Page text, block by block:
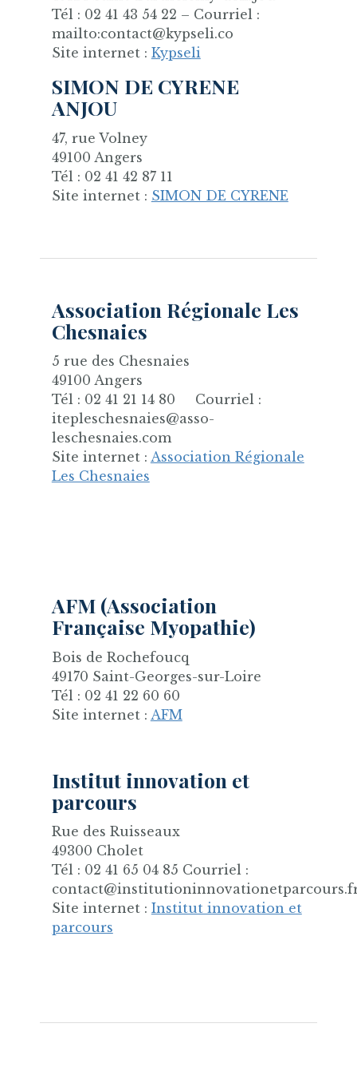
Tél : 02 41 43 54 22 – Courriel :
mailto:contact@kypseli.co
Site internet : Kypseli
SIMON DE CYRENE
ANJOU
47, rue Volney
49100 Angers
Tél : 02 41 42 87 11
Site internet : SIMON DE CYRENE
Association Régionale Les
Chesnaies
5 rue des Chesnaies
49100 Angers
Tél : 02 41 21 14 80 Courriel :
itepleschesnaies@asso-
leschesnaies.com
Site internet : Association Régionale
Les Chesnaies
AFM (Association
Française Myopathie)
Bois de Rochefoucq
49170 Saint-Georges-sur-Loire
Tél : 02 41 22 60 60
Site internet : AFM
Institut innovation et
parcours
Rue des Ruisseaux
49300 Cholet
Tél : 02 41 65 04 85 Courriel :
Site internet : Institut innovation et
parcours